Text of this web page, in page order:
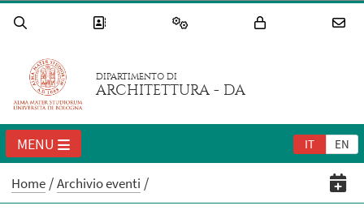
DIPARTIMENTO DI
ARCHITETTURA - DA
IT EN
MENU
Home Archivio eventi